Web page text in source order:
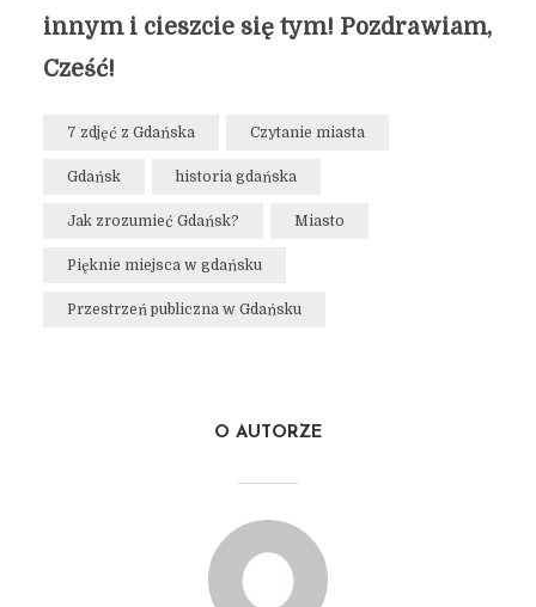
innym i cieszcie się tym! Pozdrawiam,
Cześć!
7 zdjęć z Gdańska Czytanie miasta
Gdańsk historia gdańska
Jak zrozumieć Gdańsk? Miasto
Pięknie miejsca w gdańsku
Przestrzeń publiczna w Gdańsku
O AUTORZE